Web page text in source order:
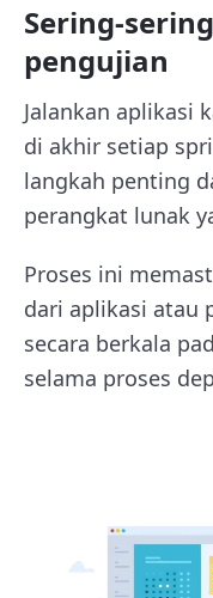
Sering-
pengujian
Jalankan aplikasi
di akhir setiap
langkah penting
perangkat lunak
Proses ini
dari aplikasi atau
secara berkala
selama proses